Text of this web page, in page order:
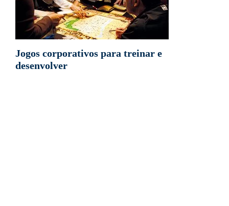
Jogos corporativos para treinar e
desenvolver